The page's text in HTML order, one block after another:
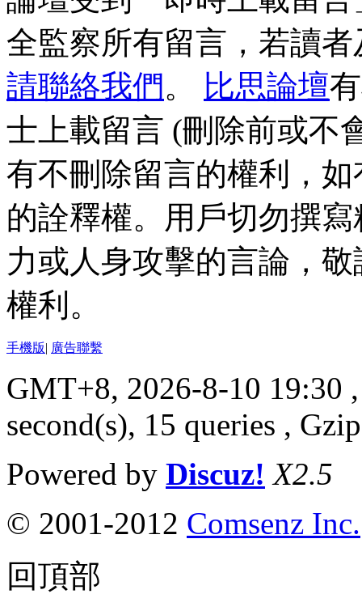
全監察所有留言，若讀
請聯絡我們 。 比思論壇
士上載留言 (刪除前或不
有不刪除留言的權利，
的詮釋權。用戶切勿撰
力或人身攻擊的言論，
權利。
手機版| 廣告聯繫
GMT+8, 2026-8-10 19:30
second(s), 15 queries ,
Powered by Discuz! X2.5
© 2001-2012 Comsenz Inc.
回頂部